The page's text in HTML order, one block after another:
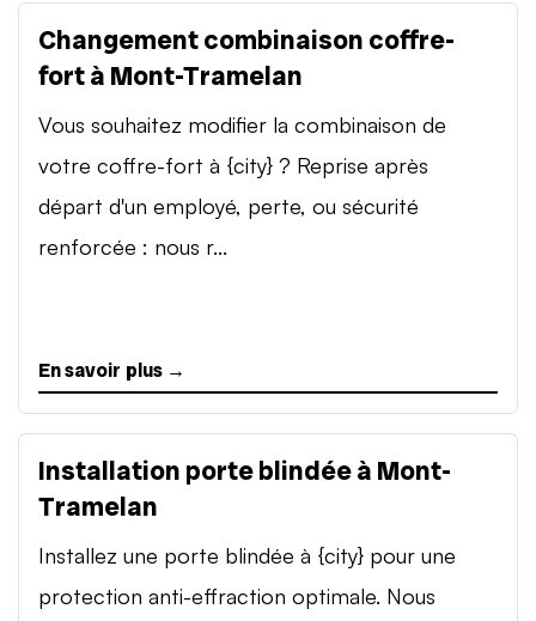
Changement combinaison coffre-
fort à Mont-Tramelan
Vous souhaitez modifier la combinaison de
votre coffre-fort à {city} ? Reprise après
départ d'un employé, perte, ou sécurité
renforcée : nous r...
En savoir plus →
Installation porte blindée à Mont-
Tramelan
Installez une porte blindée à {city} pour une
protection anti-effraction optimale. Nous